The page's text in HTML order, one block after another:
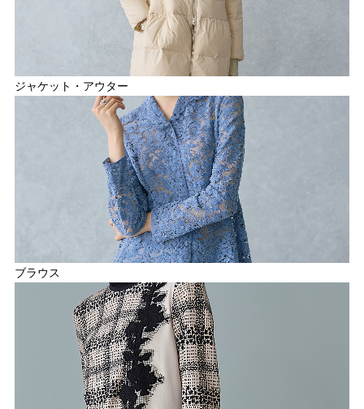
ジャケット・アウター
ブラウス